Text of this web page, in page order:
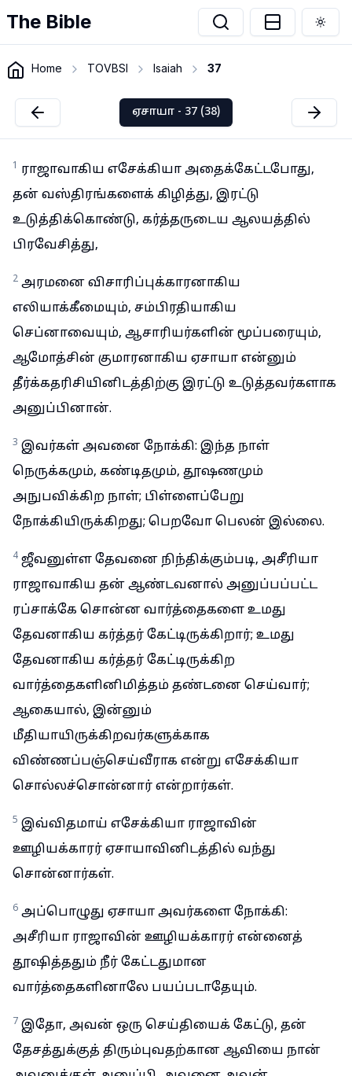
The Bible
Home TOVBSI Isaiah 37
ஏசாயா - 37 (38)
1 ராஜாவாகிய எசேக்கியா அதைக்கேட்டபோது,
தன் வஸ்திரங்களைக் கிழித்து, இரட்டு
உடுத்திக்கொண்டு, கர்த்தருடைய ஆலயத்தில்
பிரவேசித்து,
2 அரமனை விசாரிப்புக்காரனாகிய
எலியாக்கீமையும், சம்பிரதியாகிய
செப்னாவையும், ஆசாரியர்களின் மூப்பரையும்,
ஆமோத்சின் குமாரனாகிய ஏசாயா என்னும்
தீர்க்கதரிசியினிடத்திற்கு இரட்டு உடுத்தவர்களாக
அனுப்பினான்.
3 இவர்கள் அவனை நோக்கி: இந்த நாள்
நெருக்கமும், கண்டிதமும், தூஷணமும்
அநுபவிக்கிற நாள்; பிள்ளைப்பேறு
நோக்கியிருக்கிறது; பெறவோ பெலன் இல்லை.
4 ஜீவனுள்ள தேவனை நிந்திக்கும்படி, அசீரியா
ராஜாவாகிய தன் ஆண்டவனால் அனுப்பப்பட்ட
ரப்சாக்கே சொன்ன வார்த்தைகளை உமது
தேவனாகிய கர்த்தர் கேட்டிருக்கிறார்; உமது
தேவனாகிய கர்த்தர் கேட்டிருக்கிற
வார்த்தைகளினிமித்தம் தண்டனை செய்வார்;
ஆகையால், இன்னும்
மீதியாயிருக்கிறவர்களுக்காக
விண்ணப்பஞ்செய்வீராக என்று எசேக்கியா
சொல்லச்சொன்னார் என்றார்கள்.
5 இவ்விதமாய் எசேக்கியா ராஜாவின்
ஊழியக்காரர் ஏசாயாவினிடத்தில் வந்து
சொன்னார்கள்.
6 அப்பொழுது ஏசாயா அவர்களை நோக்கி:
அசீரியா ராஜாவின் ஊழியக்காரர் என்னைத்
தூஷித்ததும் நீர் கேட்டதுமான
வார்த்தைகளினாலே பயப்படாதேயும்.
7 இதோ, அவன் ஒரு செய்தியைக் கேட்டு, தன்
தேசத்துக்குத் திரும்புவதற்கான ஆவியை நான்